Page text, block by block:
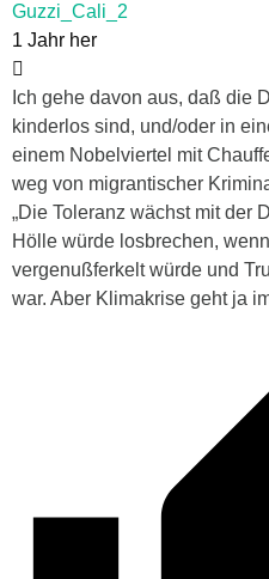
Guzzi_Cali_2
1 Jahr her
Ich gehe davon aus, daß die
kinderlos sind, und/oder in
einem Nobelviertel mit
weg von migrantischer
„Die Toleranz wächst mit der
Hölle würde losbrechen,
vergenußferkelt würde und
war. Aber Klimakrise geht ja